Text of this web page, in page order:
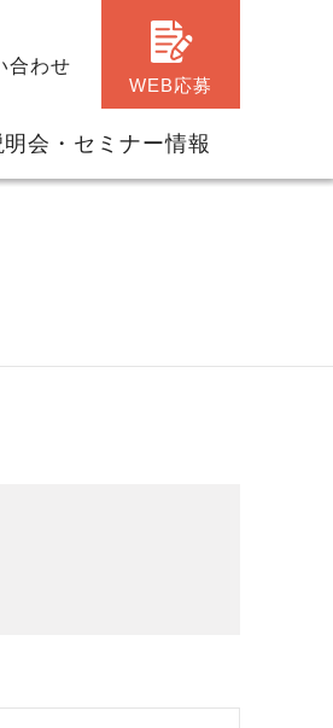
合わせ
WEB応募
明会・セミナー情報